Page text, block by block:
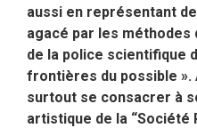
aussi en représentant
agacé par les méthodes
de la police scientifique
frontières du possible ».
surtout se consacrer à
artistique de la “Société